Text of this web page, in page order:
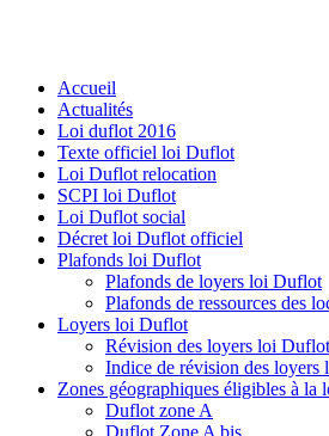
Accueil
Actualités
Loi duflot 2016
Texte officiel loi Duflot
Loi Duflot relocation
SCPI loi Duflot
Loi Duflot social
Décret loi Duflot officiel
Plafonds loi Duflot
Plafonds de loyers loi Duflot
Plafonds de ressources des
Loyers loi Duflot
Révision des loyers loi Duflot
Indice de révision des
Zones géographiques éligibles à la
Duflot zone A
Duflot Zone A bis